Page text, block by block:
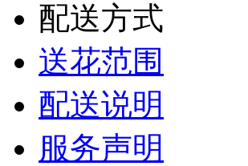
配送方式
送花范围
配送说明
服务声明